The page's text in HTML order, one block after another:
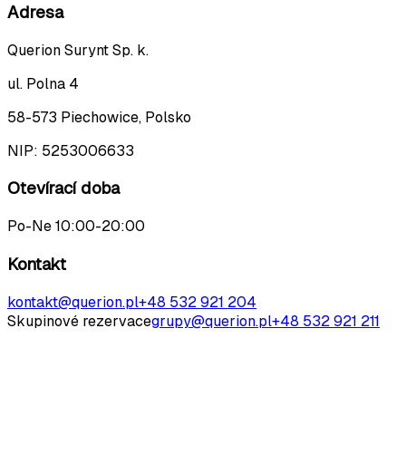
Adresa
Querion Surynt Sp. k.
ul. Polna 4
58-573 Piechowice, Polsko
NIP: 5253006633
Otevírací doba
Po-Ne 10:00-20:00
Kontakt
kontakt@querion.pl+48 532 921 204
Skupinové rezervacegrupy@querion.pl+48 532 921 211